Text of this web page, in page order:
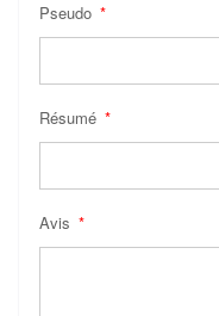
Pseudo
Résumé
Avis